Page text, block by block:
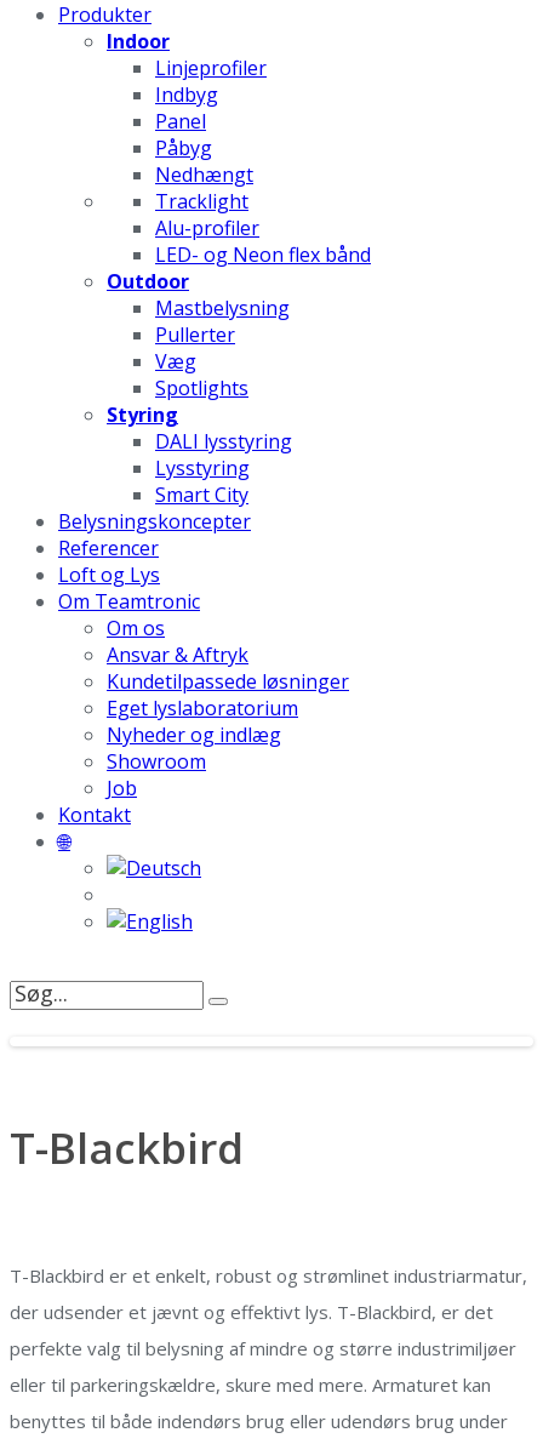
Produkter
Indoor
Linjeprofiler
Indbyg
Panel
Påbyg
Nedhængt
Tracklight
Alu-profiler
LED- og Neon flex bånd
Outdoor
Mastbelysning
Pullerter
Væg
Spotlights
Styring
DALI lysstyring
Lysstyring
Smart City
Belysningskoncepter
Referencer
Loft og Lys
Om Teamtronic
Om os
Ansvar & Aftryk
Kundetilpassede løsninger
Eget lyslaboratorium
Nyheder og indlæg
Showroom
Job
Kontakt
🌐
Søg
T-Blackbird
T-Blackbird er et enkelt, robust og strømlinet industriarmatur,
der udsender et jævnt og effektivt lys. T-Blackbird, er det
perfekte valg til belysning af mindre og større industrimiljøer
eller til parkeringskældre, skure med mere. Armaturet kan
benyttes til både indendørs brug eller udendørs brug under